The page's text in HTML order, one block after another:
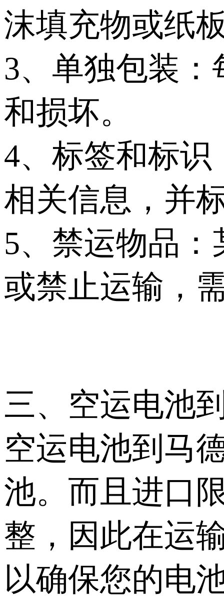
沫填充物或纸
3、单独包装
和损坏。
4、标签和标
相关信息，并
5、禁运物品
或禁止运输，
三、空运电池
空运电池到马
池。而且进口
整，因此在运
以确保您的电